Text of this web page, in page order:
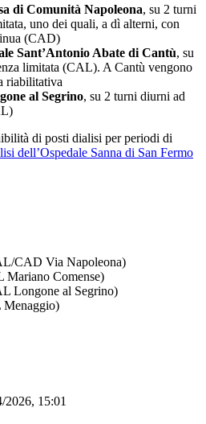
di Comunità Napoleona, su 2 turni
uno dei quali, a dì alterni, con
(CAD)
Sant’Antonio Abate di Cantù, su
limitata (CAL). A Cantù vengono
riabilitativa
al Segrino, su 2 turni diurni ad
di posti dialisi per periodi di
dell’Ospedale Sanna di San Fermo
CAD Via Napoleona)
Mariano Comense)
Longone al Segrino)
Menaggio)
2026, 15:01